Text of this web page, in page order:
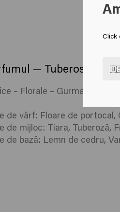
— Tuberosa
– Florale – Gurmande
de vârf: Floare de portocal,
de mijloc: Tiara, Tuberoză,
de bază: Lemn de cedru,
Click